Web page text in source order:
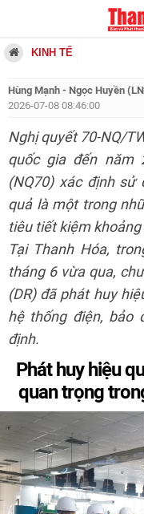
KINH TẾ
Hùng Mạnh - Ngọc Huyền
2026-07-08 08:46:00
Nghị quyết 70-NQ/
quốc gia đến năm
(NQ70) xác định
quả là một trong
tiêu tiết kiệm
Tại Thanh Hóa,
tháng 6 vừa qua,
(DR) đã phát huy
hệ thống điện, bảo
định.
Phát huy hiệu
quan trọng